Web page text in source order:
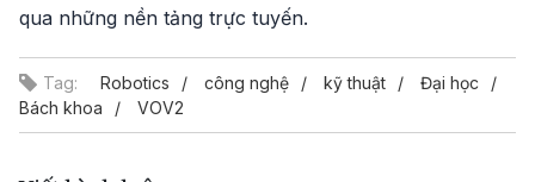
qua những nền tảng trực tuyến.
Tag: Robotics công nghệ kỹ thuật
Đại học
Bách khoa
VOV2